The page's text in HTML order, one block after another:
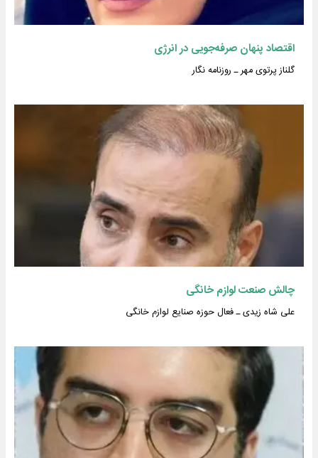
اقتصاد پنهان صرفه‌جویی در انرژی
گلناز پرتوی مهر ـ روزنامه نگار
چالش صنعت لوازم خانگی
علی شاه ‌زیدی ـ فعال حوزه صنایع لوازم خانگی